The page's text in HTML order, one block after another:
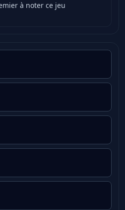
à noter ce jeu